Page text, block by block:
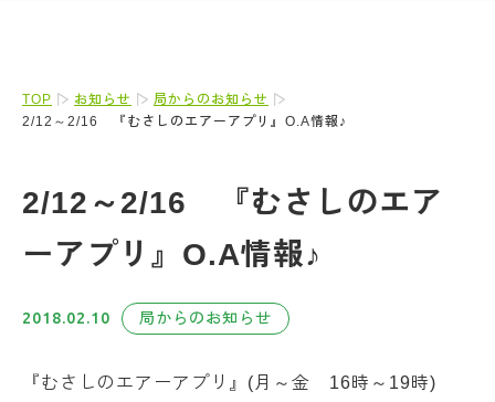
TOP お知らせ
局からのお知らせ
2/12～2/16 『むさしのエアーアプリ』O.A情報♪
2/12～2/16 『むさしのエア
ーアプリ』O.A情報♪
2018.02.10 局からのお知らせ
『むさしのエアーアプリ』(月～金 16時～19時)